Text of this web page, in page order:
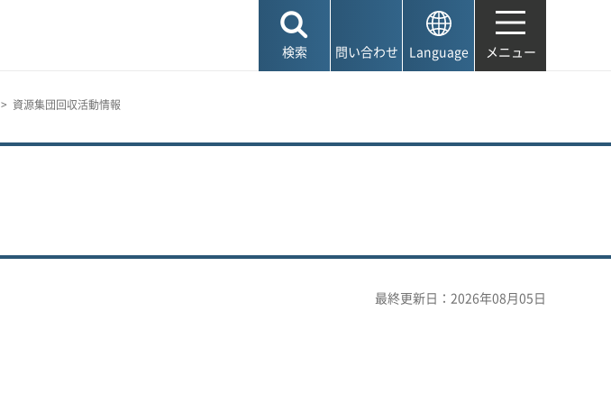
検索 問い合わせ Language メニュー
> 資源集団回収活動情報
最終更新日：2026年08月05日